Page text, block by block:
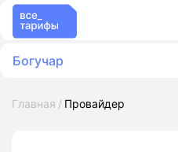
Богучар
Главная Провайдер